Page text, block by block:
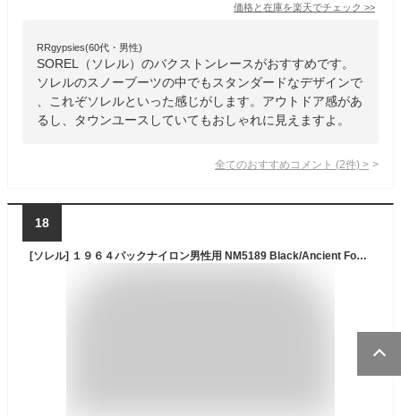
価格と在庫を楽天でチェック >>
RRgypsies(60代・男性)
SOREL（ソレル）のバクストンレースがおすすめです。
ソレルのスノーブーツの中でもスタンダードなデザインで
、これぞソレルといった感じがします。アウトドア感があ
るし、タウンユースしていてもおしゃれに見えますよ。
全てのおすすめコメント (2件) >
18
[ソレル] １９６４パックナイロン男性用 NM5189 Black/Ancient Fossil 9